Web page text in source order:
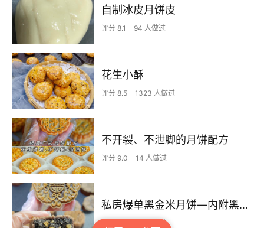
自制冰皮月饼皮
评分 8.1 94 人做过
花生小酥
评分 8.5 1323 人做过
不开裂、不泄脚的月饼配方
评分 9.0 14 人做过
私房爆单黑金米月饼—内附黑芝麻核桃馅配方
44 人做过